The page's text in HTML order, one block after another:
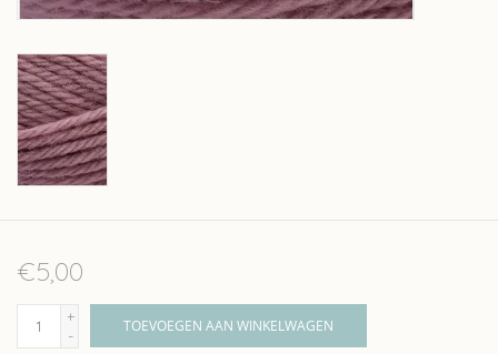
€5,00
+
-
TOEVOEGEN AAN WINKELWAGEN